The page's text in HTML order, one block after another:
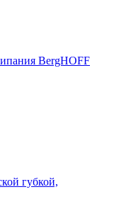
BergHOFF
губкой,